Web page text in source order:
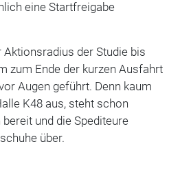
eine Startfreigabe
der Studie bis
zum Ende der kurzen Ausfahrt
Augen geführt. Denn kaum
K48 aus, steht schon
und die Spediteure
über.